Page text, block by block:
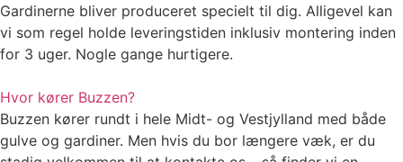
Gardinerne bliver produceret specielt til dig. Alligevel kan
vi som regel holde leveringstiden inklusiv montering inden
for 3 uger. Nogle gange hurtigere.
Hvor kører Buzzen?
Buzzen kører rundt i hele Midt- og Vestjylland med både
gulve og gardiner. Men hvis du bor længere væk, er du